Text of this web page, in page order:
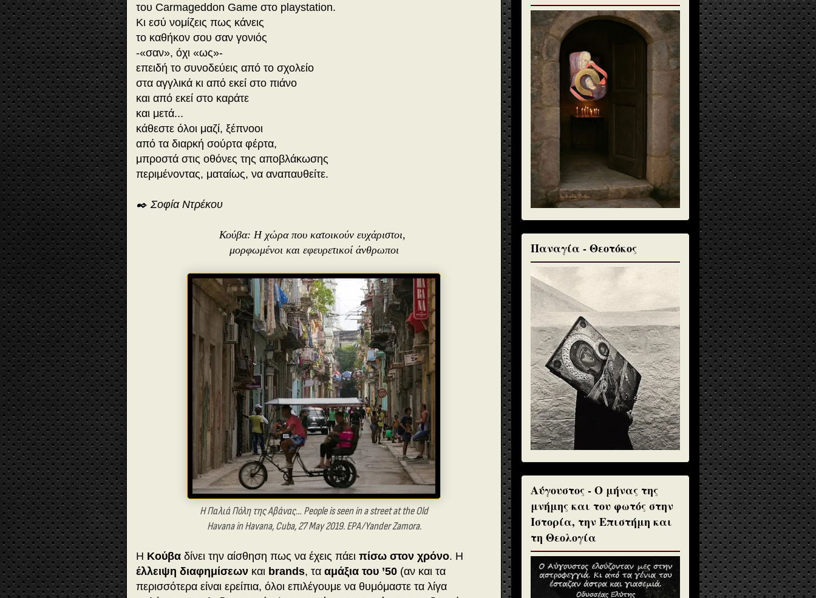
του Carmageddon Game στο playstation.
Kι εσύ νομίζεις πως κάνεις
το καθήκον σου σαν γονιός
-«σαν», όχι «ως»-
επειδή το συνοδεύεις από το σχολείο
στα αγγλικά κι από εκεί στο πιάνο
και από εκεί στο καράτε
και μετά...
κάθεστε όλοι μαζί, ξέπνοοι
από τα διαρκή σούρτα φέρτα,
μπροστά στις οθόνες της αποβλάκωσης
περιμένοντας, ματαίως, να αναπαυθείτε.
✒️ Σοφία Ντρέκου
Κούβα: Η χώρα που κατοικούν ευχάριστοι,
μορφωμένοι και εφευρετικοί άνθρωποι
Η Παλιά Πόλη της Αβάνας… People is seen in a street at the Old
Havana in Havana, Cuba, 27 May 2019. EPA/Yander Zamora.
Η Κούβα δίνει την αίσθηση πως να έχεις πάει πίσω στον χρόνο. Η
έλλειψη διαφημίσεων και brands, τα αμάξια του ’50 (αν και τα
περισσότερα είναι ερείπια, όλοι επιλέγουμε να θυμόμαστε τα λίγα
Παναγία - Θεοτόκος
Αύγουστος - Ο μήνας της
μνήμης και του φωτός στην
Ιστορία, την Επιστήμη και
τη Θεολογία